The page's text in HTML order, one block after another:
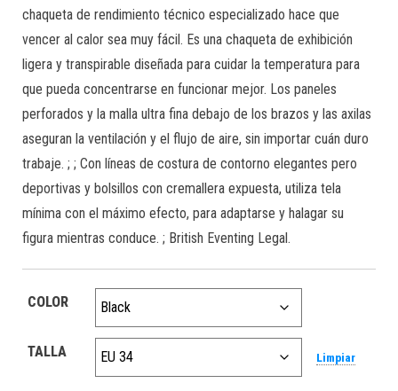
chaqueta de rendimiento técnico especializado hace que
vencer al calor sea muy fácil. Es una chaqueta de exhibición
ligera y transpirable diseñada para cuidar la temperatura para
que pueda concentrarse en funcionar mejor. Los paneles
perforados y la malla ultra fina debajo de los brazos y las axilas
aseguran la ventilación y el flujo de aire, sin importar cuán duro
trabaje. ; ; Con líneas de costura de contorno elegantes pero
deportivas y bolsillos con cremallera expuesta, utiliza tela
mínima con el máximo efecto, para adaptarse y halagar su
figura mientras conduce. ; British Eventing Legal.
COLOR
TALLA Limpiar